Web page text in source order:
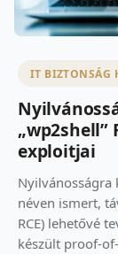
IT BIZTONSÁG
„wp2shell”
exploitjai
Nyilvánosságra
néven ismert,
RCE) lehetővé
készült proof-